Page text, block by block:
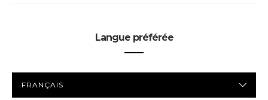
Langue préférée
PRÉFÉRÉE